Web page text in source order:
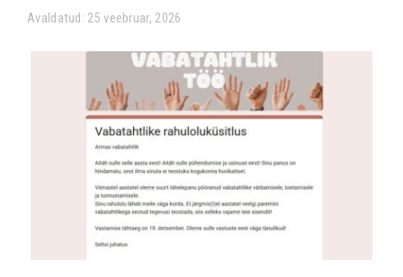
Avaldatud: 25 veebruar, 2026